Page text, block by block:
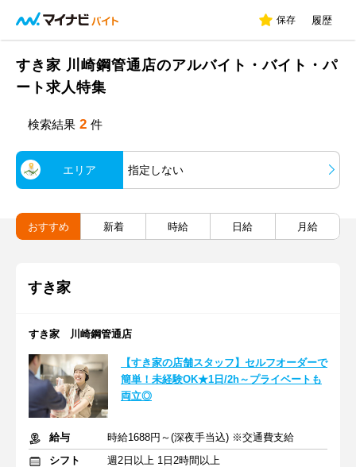
保存 履歴
すき家 川崎鋼管通店のアルバイト・バイト・パ
ート求人特集
検索結果 2 件
エリア 指定しない
おすすめ 新着 時給 日給 月給
すき家
すき家 川崎鋼管通店
【すき家の店舗スタッフ】セルフオーダーで
簡単！未経験OK★1日/2h～プライベートも
両立◎
給与
時給1688円～(深夜手当込) ※交通費支給
シフト
週2日以上 1日2時間以上